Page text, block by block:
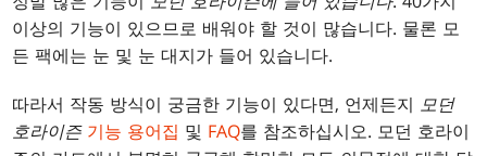
이상의 기능이 있으므로 배워야 할 것이 많습니다. 물론 모
든 팩에는 눈 및 눈 대지가 들어 있습니다.
따라서 작동 방식이 궁금한 기능이 있다면, 언제든지 모던
호라이즌 기능 용어집 및 FAQ를 참조하십시오. 모던 호라이